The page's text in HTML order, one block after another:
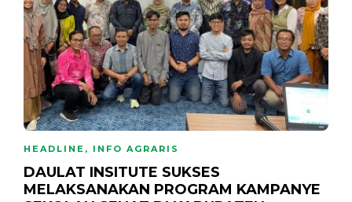
HEADLINE , INFO AGRARIS
DAULAT INSITUTE SUKSES
MELAKSANAKAN PROGRAM KAMPANYE